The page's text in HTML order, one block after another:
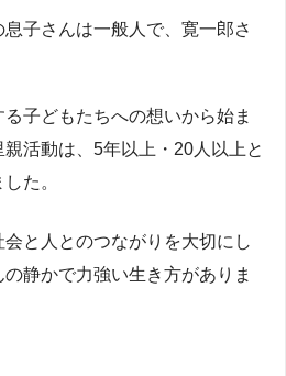
子さんは一般人で、寛一郎さ
子どもたちへの想いから始ま
活動は、5年以上・20人以上と
た。
と人とのつながりを大切にし
静かで力強い生き方がありま